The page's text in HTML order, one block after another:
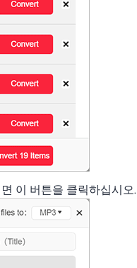
이 버튼을 클릭하십시오.